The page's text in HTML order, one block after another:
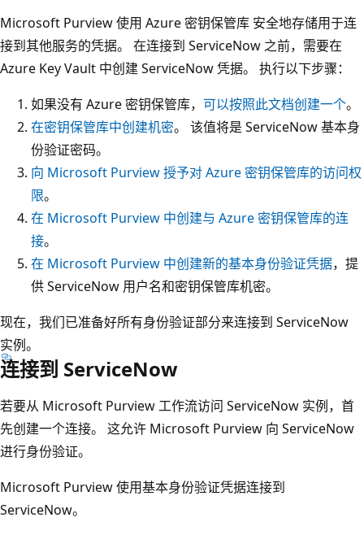
Microsoft Purview 使用 Azure 密钥保管库 安全地存储用于连
接到其他服务的凭据。 在连接到 ServiceNow 之前，需要在
Azure Key Vault 中创建 ServiceNow 凭据。 执行以下步骤：
如果没有 Azure 密钥保管库， 可以按照此文档创建一个。
在密钥保管库中创建机密。 该值将是 ServiceNow 基本身
份验证密码。
向 Microsoft Purview 授予对 Azure 密钥保管库的访问权
限。
在 Microsoft Purview 中创建与 Azure 密钥保管库的连
接。
在 Microsoft Purview 中创建新的基本身份验证凭据，提
供 ServiceNow 用户名和密钥保管库机密。
现在，我们已准备好所有身份验证部分来连接到 ServiceNow
实例。
连接到 ServiceNow
若要从 Microsoft Purview 工作流访问 ServiceNow 实例，首
先创建一个连接。 这允许 Microsoft Purview 向 ServiceNow
进行身份验证。
Microsoft Purview 使用基本身份验证凭据连接到
ServiceNow。